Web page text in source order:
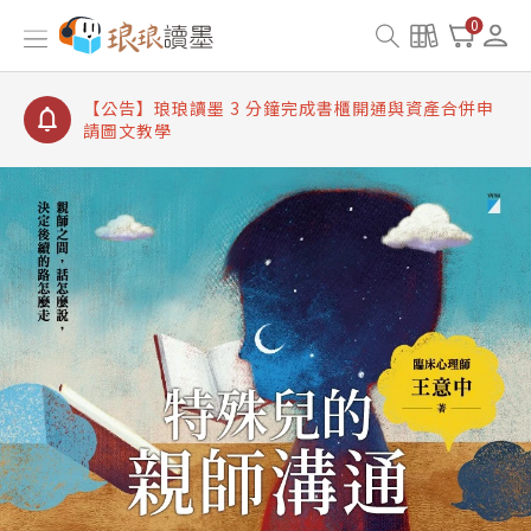
0
【公告】琅琅讀墨書櫃開通常見問題
【公告】琅琅讀墨 3 分鐘完成書櫃開通與資產合併申
【公告】琅琅書店服務升級重要說明及資產合併結果
查詢
【公告】琅琅讀墨數位閱讀資產合併與書櫃開通申請